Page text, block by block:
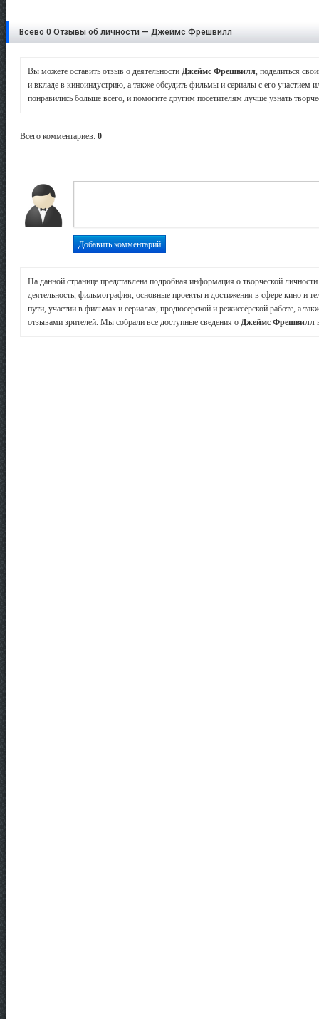
Всево 0 Отзывы об личности — Джеймс Фрешвилл
Вы можете оставить отзыв о деятельности Джеймс Фрешвилл, поделиться
и вкладе в киноиндустрию, а также обсудить фильмы и сериалы с его участием
понравились больше всего, и помогите другим посетителям лучше узнать
Всего комментариев: 0
На данной странице представлена подробная информация о творческой личности
деятельность, фильмография, основные проекты и достижения в сфере кино и
пути, участии в фильмах и сериалах, продюсерской и режиссёрской работе, а
отзывами зрителей. Мы собрали все доступные сведения о Джеймс Фрешвилл